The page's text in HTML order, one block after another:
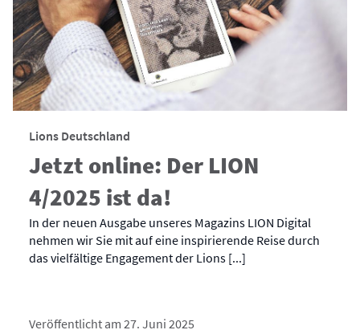
Lions Deutschland
Jetzt online: Der LION
4/2025 ist da!
In der neuen Ausgabe unseres Magazins LION Digital
nehmen wir Sie mit auf eine inspirierende Reise durch
das vielfältige Engagement der Lions [...]
Veröffentlicht am 27. Juni 2025